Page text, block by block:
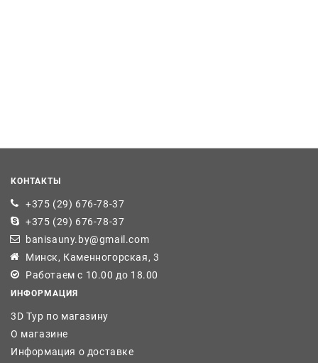
КОНТАКТЫ
+375 (29) 676-78-37
+375 (29) 676-78-37
banisauny.by@gmail.com
Минск, Каменногорская, 3
Работаем с 10.00 до 18.00
ИНФОРМАЦИЯ
3D Тур по магазину
О магазине
Информация о доставке